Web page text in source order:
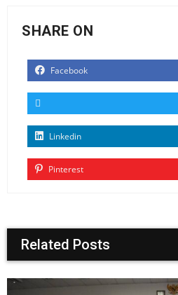
SHARE ON
Facebook
Linkedin
Pinterest
Related Posts